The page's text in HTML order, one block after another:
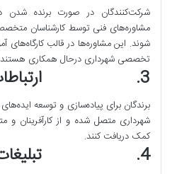
شرکت‌کنندگان در صورت برنده شدن
مشاوره‌های فنی توسط کارشناسان
شوند. این مشاوره‌ها در قالب کارگاه‌های
تخصصی شهرداری درحال همکاری
3. ارتباطات و شبکه‌سازی
برندگان برای پیاده‌سازی و توسعه
شهرداری متصل شده و از کارآفرینان
کمک دریافت کنند.
4. تبلیغات و انتشار